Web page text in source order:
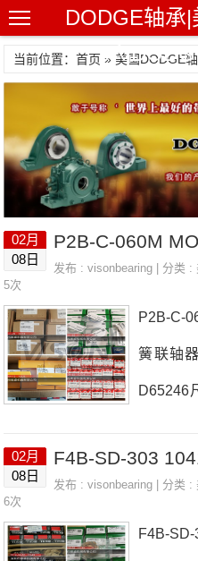
DODGE轴承
承
当前位置：首页 » 美国DODGE
02月
08日
发布 :visonbearing | 分类 :
5次
P2B-C-
簧联轴
D65246
B-C-
02月
08日
发布 :visonbearing | 分类 :
6次
F4B-